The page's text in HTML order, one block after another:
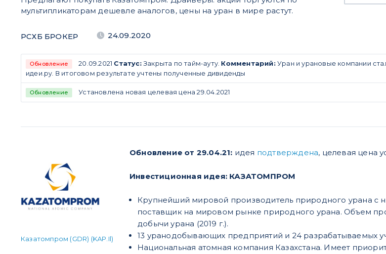
мультипликаторам дешевле аналогов, цены на уран в мире растут.
РСХБ БРОКЕР 24.09.2020
Обновление 20.09.2021 Статус: Закрыта по тайм-ауту. Комментарий: Уран и урановые компании
идеи.ру. В итоговом результате учтены полученные дивиденды
Обновление Установлена новая целевая цена 29.04.2021
Казатомпром (GDR) (KAP.Il)
Обновление от 29.04.21: идея подтверждена, целевая цена
Инвестиционная идея: КАЗАТОМПРОМ
Крупнейший мировой производитель природного урана с
поставщик на мировом рынке природного урана. Объем
добычи урана (2019 г.).
13 уранодобывающих предприятий и 24 разрабатываемых
Национальная атомная компания Казахстана. Имеет